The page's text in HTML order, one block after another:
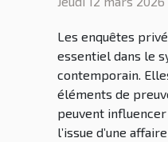
Les enquêtes
essentiel dans le
contemporain.
éléments de
peuvent
l’issue d’une